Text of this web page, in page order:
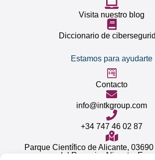
Visita nuestro blog
Diccionario de
Estamos para ayudarte
Contacto
info@intkgroup.com
+34 747 46 02 87
Parque Científico de Alicante,
del Raspeig, Alicante.